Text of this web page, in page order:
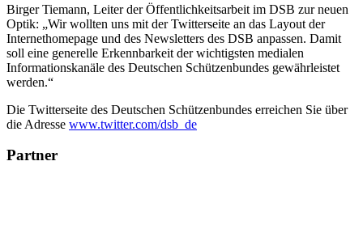
Birger Tiemann, Leiter der Öffentlichkeitsarbeit im DSB zur neuen
Optik: „Wir wollten uns mit der Twitterseite an das Layout der
Internethomepage und des Newsletters des DSB anpassen. Damit
soll eine generelle Erkennbarkeit der wichtigsten medialen
Informationskanäle des Deutschen Schützenbundes gewährleistet
werden.“
Die Twitterseite des Deutschen Schützenbundes erreichen Sie über
die Adresse www.twitter.com/dsb_de
Partner